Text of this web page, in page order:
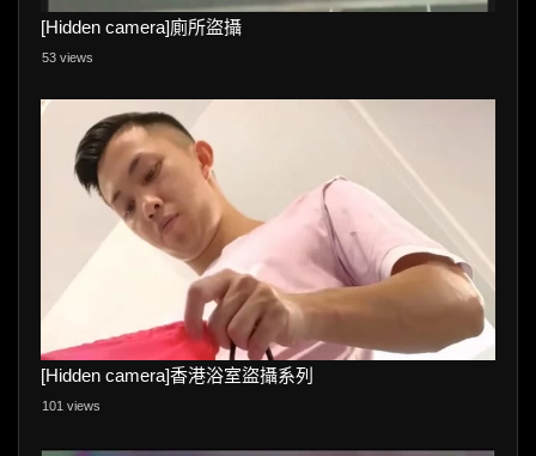
[Hidden camera]廁所盜攝
53 views
[Hidden camera]香港浴室盜攝系列
101 views